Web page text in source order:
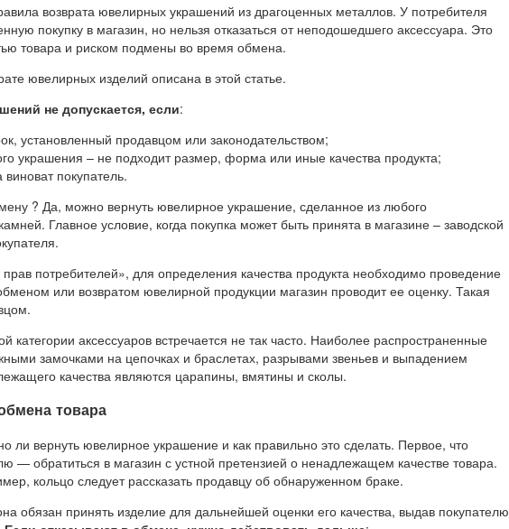
возврата ювелирных украшений из драгоценных металлов. У потребителя
покупку в магазин, но нельзя отказаться от неподошедшего аксессуара. Это
товара и риском подмены во время обмена.
ювелирных изделий описана в этой статье.
не допускается, если:
установленный продавцом или законодательством;
украшения – не подходит размер, форма или иные качества продукта;
покупатель.
? Да, можно вернуть ювелирное украшение, сделанное из любого
Главное условие, когда покупка может быть принята в магазине – заводской
потребителей», для определения качества продукта необходимо проведение
или возвратом ювелирной продукции магазин проводит ее оценку. Такая
категории аксессуаров встречается не так часто. Наиболее распространенные
замочками на цепочках и браслетах, разрывами звеньев и выпадением
качества являются царапины, вмятины и сколы.
товара
ли вернуть ювелирное украшение и как правильно это сделать. Первое, что
— обратиться в магазин с устной претензией о ненадлежащем качестве товара.
кольцо следует рассказать продавцу об обнаруженном браке.
обязан принять изделие для дальнейшей оценки его качества, выдав покупателю